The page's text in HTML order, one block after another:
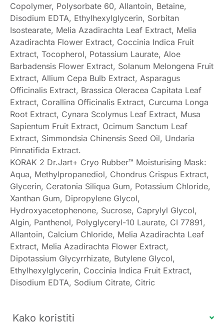
Copolymer, Polysorbate 60, Allantoin, Betaine,
Disodium EDTA, Ethylhexylglycerin, Sorbitan
Isostearate, Melia Azadirachta Leaf Extract, Melia
Azadirachta Flower Extract, Coccinia Indica Fruit
Extract, Tocopherol, Potassium Laurate, Aloe
Barbadensis Flower Extract, Solanum Melongena Fruit
Extract, Allium Cepa Bulb Extract, Asparagus
Officinalis Extract, Brassica Oleracea Capitata Leaf
Extract, Corallina Officinalis Extract, Curcuma Longa
Root Extract, Cynara Scolymus Leaf Extract, Musa
Sapientum Fruit Extract, Ocimum Sanctum Leaf
Extract, Simmondsia Chinensis Seed Oil, Undaria
Pinnatifida Extract.
KORAK 2 Dr.Jart+ Cryo Rubber™ Moisturising Mask:
Aqua, Methylpropanediol, Chondrus Crispus Extract,
Glycerin, Ceratonia Siliqua Gum, Potassium Chloride,
Xanthan Gum, Dipropylene Glycol,
Hydroxyacetophenone, Sucrose, Caprylyl Glycol,
Algin, Panthenol, Polyglyceryl-10 Laurate, CI 77891,
Allantoin, Calcium Chloride, Melia Azadirachta Leaf
Extract, Melia Azadirachta Flower Extract,
Dipotassium Glycyrrhizate, Butylene Glycol,
Ethylhexylglycerin, Coccinia Indica Fruit Extract,
Disodium EDTA, Sodium Citrate, Citric
Kako koristiti